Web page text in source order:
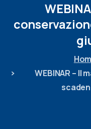
WEBINAR – Il